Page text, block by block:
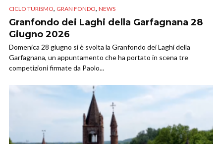
CICLO TURISMO, GRAN FONDO, NEWS
Granfondo dei Laghi della Garfagnana 28
Giugno 2026
Domenica 28 giugno si è svolta la Granfondo dei Laghi della
Garfagnana, un appuntamento che ha portato in scena tre
competizioni firmate da Paolo...